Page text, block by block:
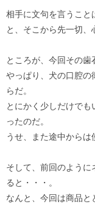
相手に文句を言うこと
と、そこから先一切、
ところが、今回その歯
やっぱり、犬の口腔の
らだ。
とにかく少しだけで
ったのだ。
うせ、また途中からは
そして、前回のよう
ると・・・。
なんと、今回は商品と